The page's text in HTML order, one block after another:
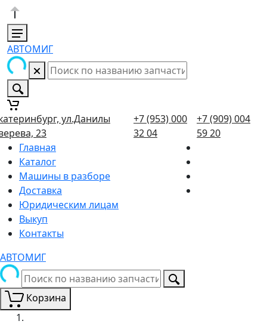
АВТОМИГ
ул.Данилы
23
+7 (953) 000
32 04
+7 (909) 004
59 20
Главная
Каталог
Машины в разборе
Доставка
Юридическим лицам
Выкуп
Контакты
АВТОМИГ
Корзина